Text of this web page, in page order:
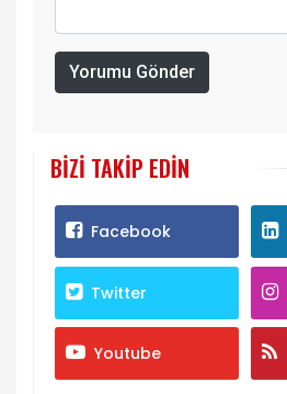
Yorumu Gönder
BIZI TAKIP EDIN
Facebook
Twitter
Youtube